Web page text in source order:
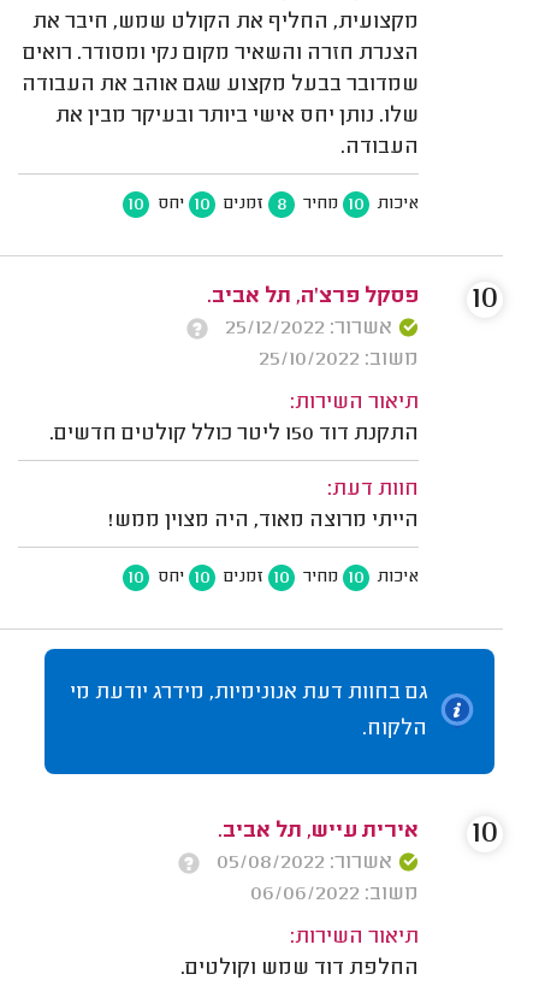
מקצועית, החליף את הקולט שמש, חיבר את
הצנרת חזרה והשאיר מקום נקי ומסודר. רואים
שמדובר בבעל מקצוע שגם אוהב את העבודה
שלו. נותן יחס אישי ביותר ובעיקר מבין את
העבודה.
איכות 10 מחיר 8 זמנים 10 יחס 10
פסקל פרצ'ה, תל אביב.
אשרור: 25/12/2022
משוב: 25/10/2022
תיאור השירות:
התקנת דוד 150 ליטר כולל קולטים חדשים.
חוות דעת:
הייתי מרוצה מאוד, היה מצוין ממש!
איכות 10 מחיר 10 זמנים 10 יחס 10
10
גם בחוות דעת אנונימיות, מידרג יודעת מי
הלקוח.
אירית עייש, תל אביב.
אשרור: 05/08/2022
משוב: 06/06/2022
תיאור השירות:
החלפת דוד שמש וקולטים.
10